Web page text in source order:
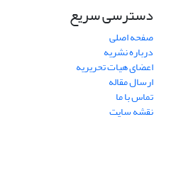
دسترسی سریع
صفحه اصلی
درباره نشریه
اعضای هیات تحریریه
ارسال مقاله
تماس با ما
نقشه سایت